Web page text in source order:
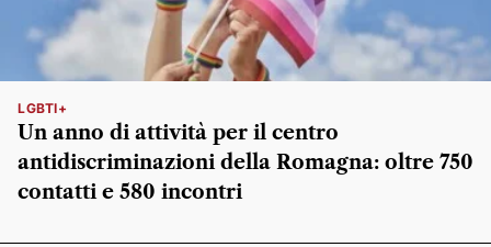
LGBTI+
Un anno di attività per il centro
antidiscriminazioni della Romagna: oltre 750
contatti e 580 incontri